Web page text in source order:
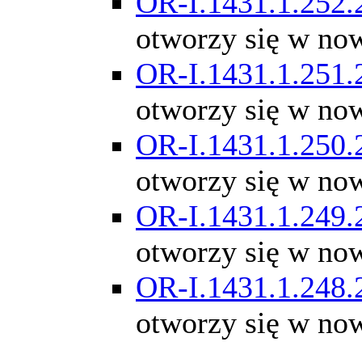
otworzy się w
OR-
otworzy się w
OR-
otworzy się w
OR-
otworzy się w
OR-
otworzy się w